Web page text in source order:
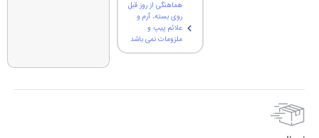
هماهنگی از روز قبل
روی بسته، آرم و
علائم پیپ و
ملزومات نمی باشد